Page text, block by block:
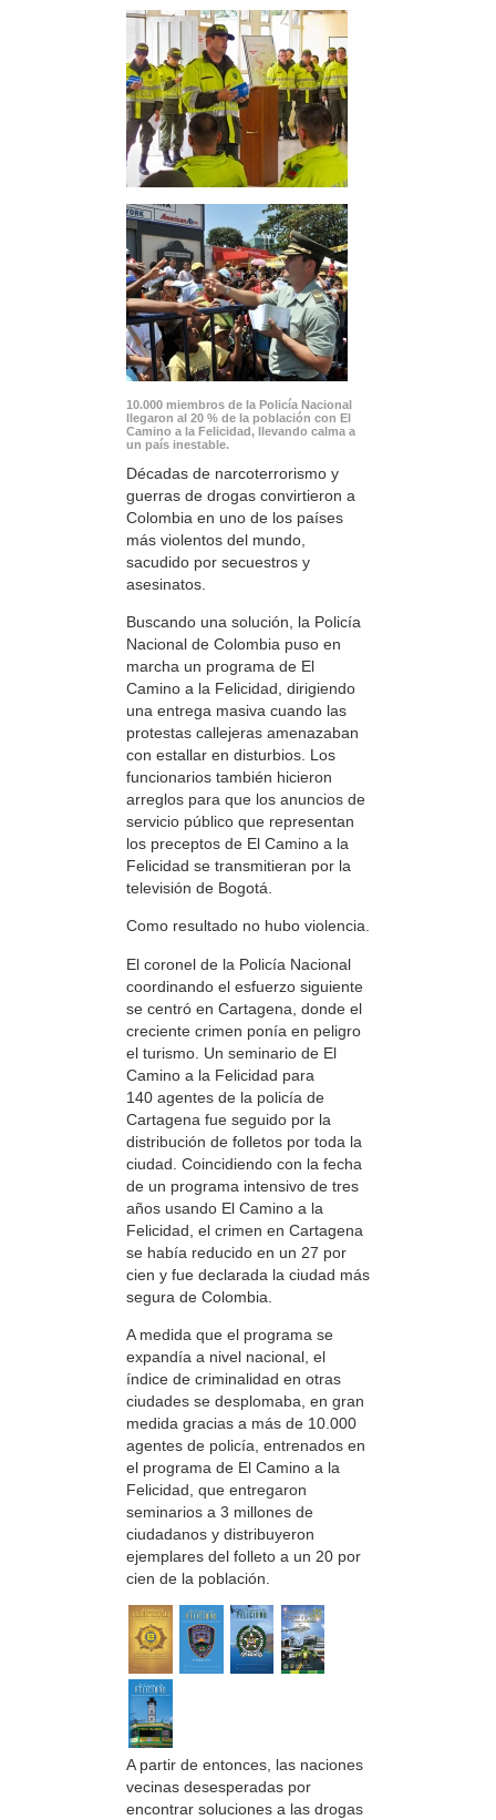
10.000 miembros de la Policía Nacional
llegaron al 20 % de la población con El
Camino a la Felicidad, llevando calma a
un país inestable.
Décadas de narcoterrorismo y
guerras de drogas convirtieron a
Colombia en uno de los países
más violentos del mundo,
sacudido por secuestros y
asesinatos.
Buscando una solución, la Policía
Nacional de Colombia puso en
marcha un programa de El
Camino a la Felicidad, dirigiendo
una entrega masiva cuando las
protestas callejeras amenazaban
con estallar en disturbios. Los
funcionarios también hicieron
arreglos para que los anuncios de
servicio público que representan
los preceptos de El Camino a la
Felicidad se transmitieran por la
televisión de Bogotá.
Como resultado no hubo violencia.
El coronel de la Policía Nacional
coordinando el esfuerzo siguiente
se centró en Cartagena, donde el
creciente crimen ponía en peligro
el turismo. Un seminario de El
Camino a la Felicidad para
140 agentes de la policía de
Cartagena fue seguido por la
distribución de folletos por toda la
ciudad. Coincidiendo con la fecha
de un programa intensivo de tres
años usando El Camino a la
Felicidad, el crimen en Cartagena
se había reducido en un 27 por
cien y fue declarada la ciudad más
segura de Colombia.
A medida que el programa se
expandía a nivel nacional, el
índice de criminalidad en otras
ciudades se desplomaba, en gran
medida gracias a más de 10.000
agentes de policía, entrenados en
el programa de El Camino a la
Felicidad, que entregaron
seminarios a 3 millones de
ciudadanos y distribuyeron
ejemplares del folleto a un 20 por
cien de la población.
A partir de entonces, las naciones
vecinas desesperadas por
encontrar soluciones a las drogas